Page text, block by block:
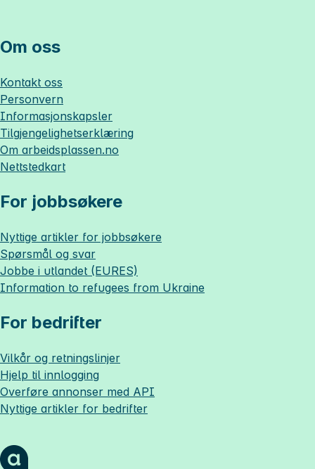
Om oss
Kontakt oss
Personvern
Informasjonskapsler
Tilgjengelighetserklæring
Om arbeidsplassen.no
Nettstedkart
For jobbsøkere
Nyttige artikler for jobbsøkere
Spørsmål og svar
Jobbe i utlandet (EURES)
Information to refugees from Ukraine
For bedrifter
Vilkår og retningslinjer
Hjelp til innlogging
Overføre annonser med API
Nyttige artikler for bedrifter